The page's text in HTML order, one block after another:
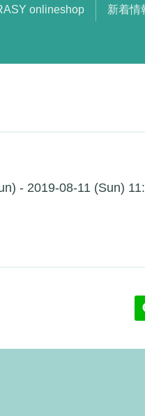
onlineshop 新着情
- 2019-08-11 (Sun)